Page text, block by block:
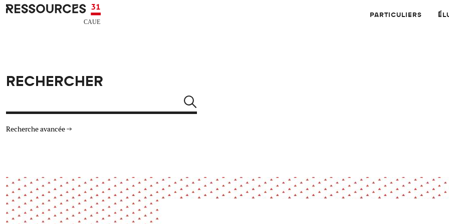
Aller au contenu principal
CAUE RESSOURCES 31 PARTICULIERS
RECHERCHER
Recherche avancée
Architecture
Arts Design
Énergie
Actualité
Dossier